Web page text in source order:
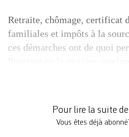
Retraite, chômage, certificat
familiales et impôts à la
ces démarches ont de quoi
démarches administratives
Pour lire la suite
Vous êtes déjà